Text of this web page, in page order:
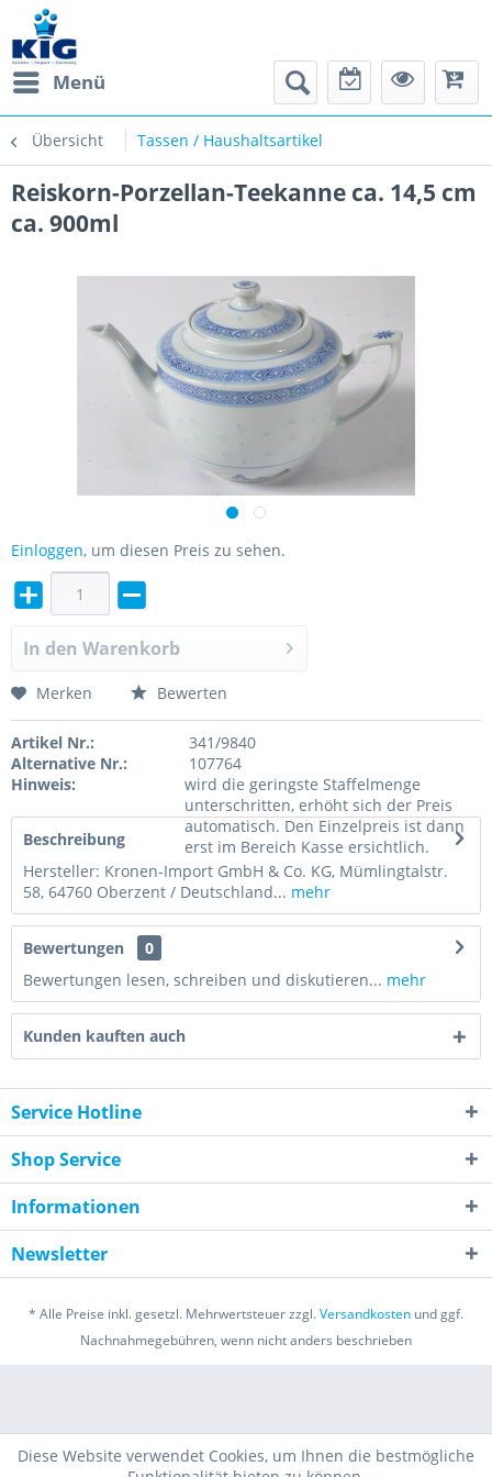
Menü
Übersicht Tassen / Haushaltsartikel
Reiskorn-Porzellan-Teekanne ca. 14,5 cm
ca. 900ml
Einloggen, um diesen Preis zu sehen.
In den Warenkorb
Merken Bewerten
Artikel Nr.:
341/9840
Alternative Nr.:
107764
Hinweis:
wird die geringste Staffelmenge
unterschritten, erhöht sich der Preis
automatisch. Den Einzelpreis ist dann
erst im Bereich Kasse ersichtlich.
Beschreibung
Hersteller: Kronen-Import GmbH & Co. KG, Mümlingtalstr.
58, 64760 Oberzent / Deutschland... mehr
Bewertungen
0
Bewertungen lesen, schreiben und diskutieren... mehr
Kunden kauften auch
Service Hotline
Shop Service
Informationen
Newsletter
* Alle Preise inkl. gesetzl. Mehrwertsteuer zzgl.Versandkosten und ggf.
Nachnahmegebühren, wenn nicht anders beschrieben
Diese Website verwendet Cookies, um Ihnen die bestmögliche